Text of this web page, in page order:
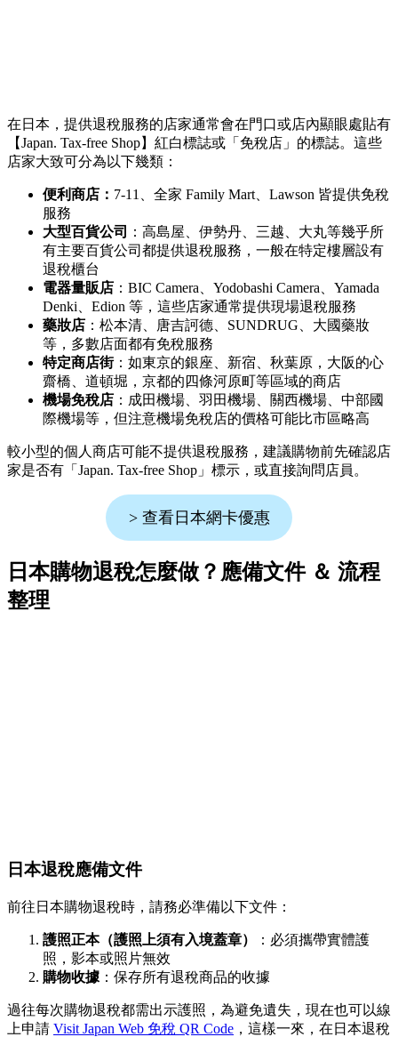
在日本，提供退稅服務的店家通常會在門口或店內顯眼處貼有
【Japan. Tax-free Shop】紅白標誌或「免稅店」的標誌。這些
店家大致可分為以下幾類：
便利商店： 7-11、全家 Family Mart、Lawson 皆提供免稅
服務
大型百貨公司
：高島屋、伊勢丹、三越、大丸等幾乎所
有主要百貨公司都提供退稅服務，一般在特定樓層設有
退稅櫃台
電器量販店 ：BIC Camera、Yodobashi Camera、Yamada
Denki、Edion 等，這些店家通常提供現場退稅服務
藥妝店 ：松本清、唐吉訶德、SUNDRUG、大國藥妝
等，多數店面都有免稅服務
特定商店街：如東京的銀座、新宿、秋葉原，大阪的心
齋橋、道頓堀，京都的四條河原町等區域的商店
機場免稅店 ：成田機場、羽田機場、關西機場、中部國
際機場等，但注意機場免稅店的價格可能比市區略高
較小型的個人商店可能不提供退稅服務，建議購物前先確認店
家是否有「Japan. Tax-free Shop」標示，或直接詢問店員。
> 查看日本網卡優惠
日本購物退稅怎麼做？應備文件 ＆ 流程
整理
日本退稅應備文件
前往日本購物退稅時，請務必準備以下文件：
護照正本（護照上須有入境蓋章）
：必須攜帶實體護
照，影本或照片無效
購物收據 ：保存所有退稅商品的收據
過往每次購物退稅都需出示護照，為避免遺失，現在也可以線
上申請 Visit Japan Web 免稅 QR Code ，這樣一來，在日本退稅